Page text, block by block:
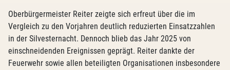
Oberbürgermeister Reiter zeigte sich erfreut über die im
Vergleich zu den Vorjahren deutlich reduzierten Einsatzzahlen
in der Silvesternacht. Dennoch blieb das Jahr 2025 von
einschneidenden Ereignissen geprägt. Reiter dankte der
Feuerwehr sowie allen beteiligten Organisationen insbesondere